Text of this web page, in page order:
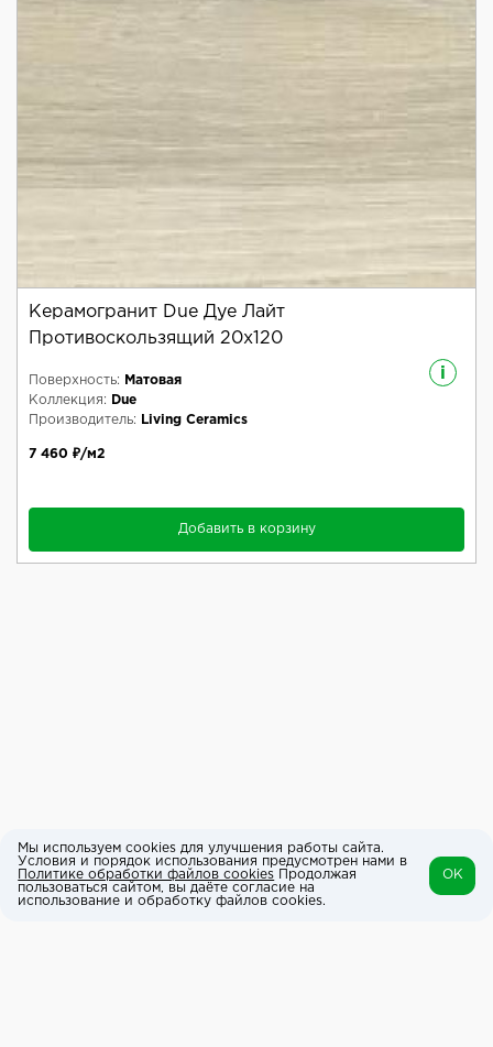
Керамогранит Due Дуе Лайт
Противоскользящий 20x120
i
Поверхность:
Матовая
Коллекция:
Due
Производитель:
Living Ceramics
7 460 ₽/м2
Добавить в корзину
Мы используем cookies для улучшения работы сайта.
Условия и порядок использования предусмотрен нами в
Политике обработки файлов cookies Продолжая
пользоваться сайтом, вы даёте согласие на
использование и обработку файлов cookies.
OK